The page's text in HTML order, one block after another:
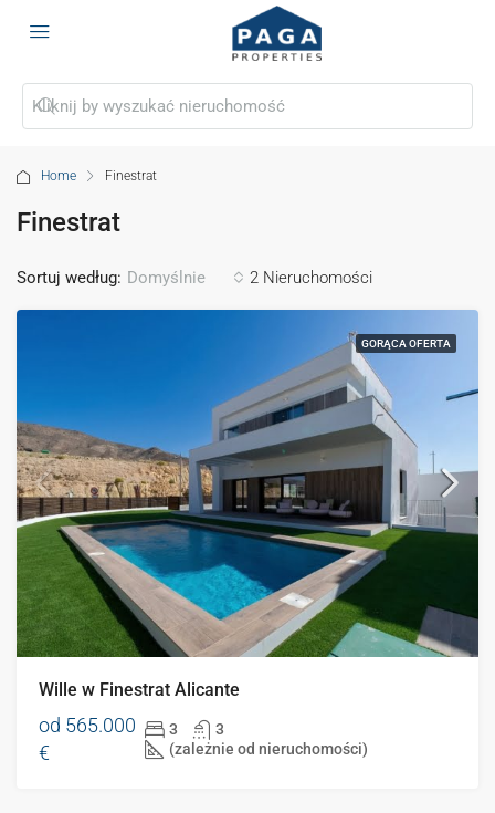
Home Finestrat
Finestrat
2 Nieruchomości
Sortuj według: Domyślnie
GORĄCA OFERTA
Wille w Finestrat Alicante
od 565.000
€
3
3
(zależnie od nieruchomości)